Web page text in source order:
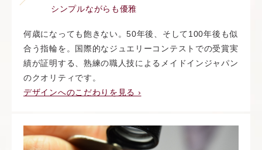
シンプルながらも優雅
何歳になっても飽きない。50年後、そして100年後も似
合う指輪を。国際的なジュエリーコンテストでの受賞実
績が証明する、熟練の職人技によるメイドインジャパン
のクオリティです。
デザインへのこだわりを見る ›